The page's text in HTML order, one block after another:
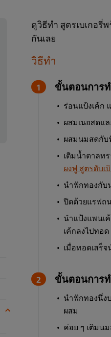
ดูวิธีทำ สูตรเบเกอรี่
กันเลย
วิธีทำ
ขั้นตอนการ
ร่อนแป้งเค้ก
ผสมเนยสดแ
ผสมนมสดกับ
เติมน้ำตาลท
ผงฟู สูตรดับเ
นำฟักทองกับ
ปิดด้วยแรฟถ
นำแป้งแพนเ
เค้กลงไปทอด
เมื่อทอดเสร็
ขั้นตอนการ
นำฟักทองนึ่ง
ผสม
ค่อย ๆ เติมน